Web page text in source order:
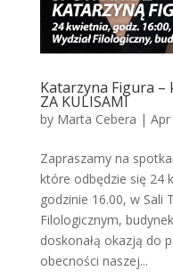
Katarzyna Figura
ZA KULISAMI
by Marta Cebera |
Zapraszamy na
które odbędzie się 24
godzinie 16.00, w Sali
Filologicznym,
doskonałą okazją do
obecności naszej...